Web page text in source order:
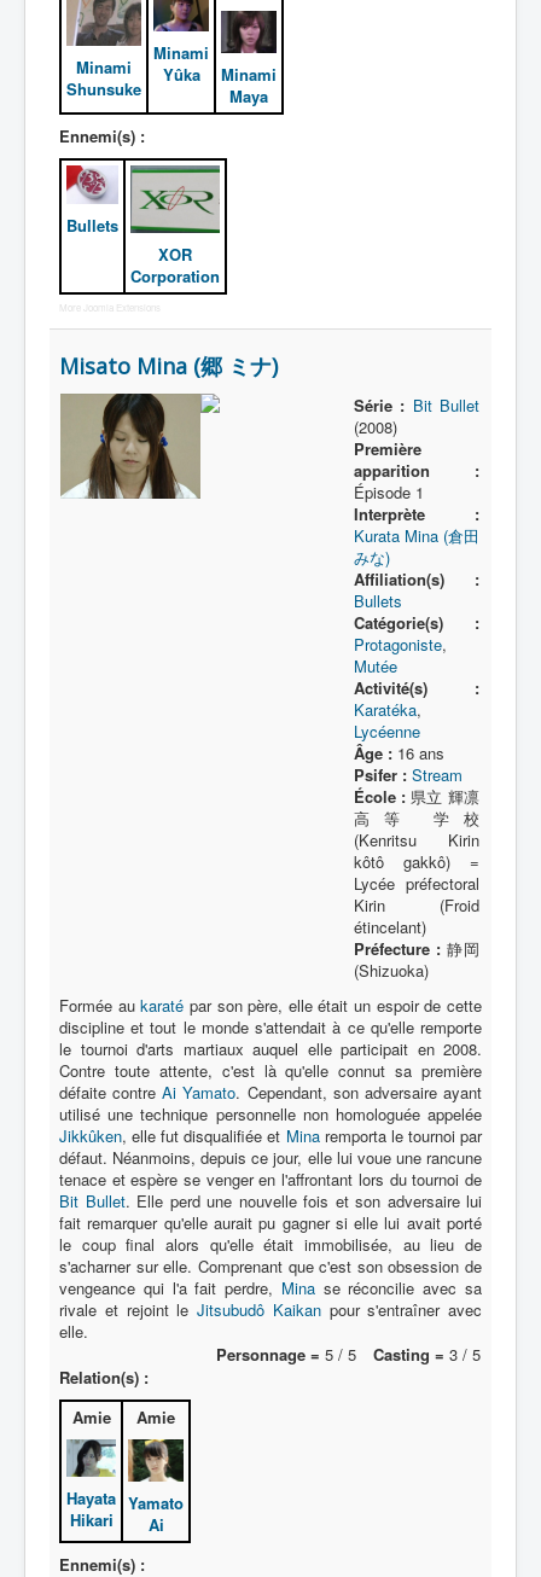
Minami
Shunsuke
Minami
Yûka
Minami
Maya
Ennemi(s) :
Bullets
XOR
Corporation
More Joomla Extensions
Misato Mina (郷 ミナ)
Série : Bit Bullet
(2008)
Première
apparition :
Épisode 1
Interprète :
Kurata Mina (倉田
みな)
Affiliation(s) :
Bullets
Catégorie(s) :
Protagoniste,
Mutée
Activité(s) :
Karatéka,
Lycéenne
Âge :16 ans
Psifer : Stream
École : 県立 輝凛
高等 学校
(Kenritsu Kirin
kôtô gakkô) =
Lycée préfectoral
Kirin (Froid
étincelant)
Préfecture :静岡
(Shizuoka)
Formée aukaraté par son père, elle était un espoir de cette
discipline et tout le monde s'attendait à ce qu'elle remporte
le tournoi d'arts martiaux auquel elle participait en 2008.
Contre toute attente, c'est là qu'elle connut sa première
défaite contreAi Yamato. Cependant, son adversaire ayant
utilisé une technique personnelle non homologuée appelée
Jikkûken, elle fut disqualifiée et Minaremporta le tournoi par
défaut. Néanmoins, depuis ce jour, elle lui voue une rancune
tenace et espère se venger en l'affrontant lors du tournoi de
Bit Bullet. Elle perd une nouvelle fois et son adversaire lui
fait remarquer qu'elle aurait pu gagner si elle lui avait porté
le coup final alors qu'elle était immobilisée, au lieu de
s'acharner sur elle. Comprenant que c'est son obsession de
vengeance qui l'a fait perdre, Minase réconcilie avec sa
rivale et rejoint le Jitsubudô Kaikanpour s'entraîner avec
elle.
Personnage = 5 / 5 Casting = 3 / 5
Relation(s) :
Amie
Hayata
Hikari
Amie
Yamato
Ai
Ennemi(s) :